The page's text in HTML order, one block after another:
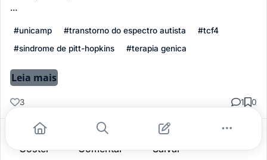
...
#unicamp #transtorno do espectro autista
#tcf4
#sindrome de pitt-hopkins
#terapia genica
Leia mais
3 1 0
Gostei Comentar Salvar